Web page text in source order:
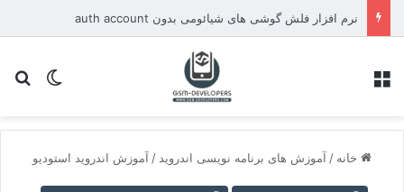
معروفی نرم افزار XU-TOOL نسخه 2.0 برای برند Xiaomi
تغییر
خانه / آموزش های برنامه نویسی اندروید / آموزش اندروید استودیو